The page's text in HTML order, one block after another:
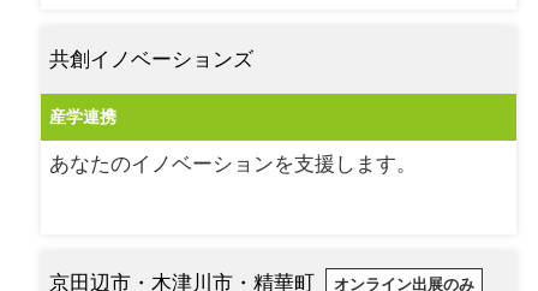
共創イノベーションズ
産学連携
あなたのイノベーションを支援します。
京田辺市・木津川市・精華町 オンライン出展のみ